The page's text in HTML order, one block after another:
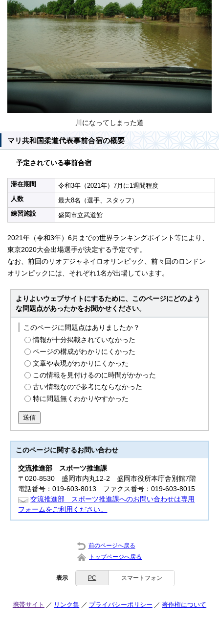
川になってしまった道
マリ共和国柔道代表事前合宿の概要
予定されている事前合宿
滞在期間
令和3年（2021年）7月に1週間程度
人数
最大8名（選手、スタッフ）
練習施設
盛岡市立武道館
2021年（令和3年）6月までの世界ランキングポイント等により、
東京2020大会出場選手が決定する予定です。
なお、前回のリオデジャネイロオリンピック、前々回のロンドン
オリンピックには、それぞれ1名が出場しています。
よりよいウェブサイトにするために、このページにどのよう
な問題点があったかをお聞かせください。
このページに問題点はありましたか？
情報が十分掲載されていなかった
ページの構成がわかりにくかった
文章や表現がわかりにくかった
この情報を見付けるのに時間がかかった
古い情報なので参考にならなかった
特に問題無くわかりやすかった
送信
このページに関するお問い合わせ
交流推進部
スポーツ推進課
〒020-8530 盛岡市内丸12-2 盛岡市役所本庁舎別館7階
電話番号：019-603-8013 ファクス番号：019-603-8015
交流推進部 スポーツ推進課へのお問い合わせは専用
フォームをご利用ください。
前のページへ戻る
トップページへ戻る
表示 PC スマートフォン
携帯サイト リンク集 プライバシーポリシー 著作権について